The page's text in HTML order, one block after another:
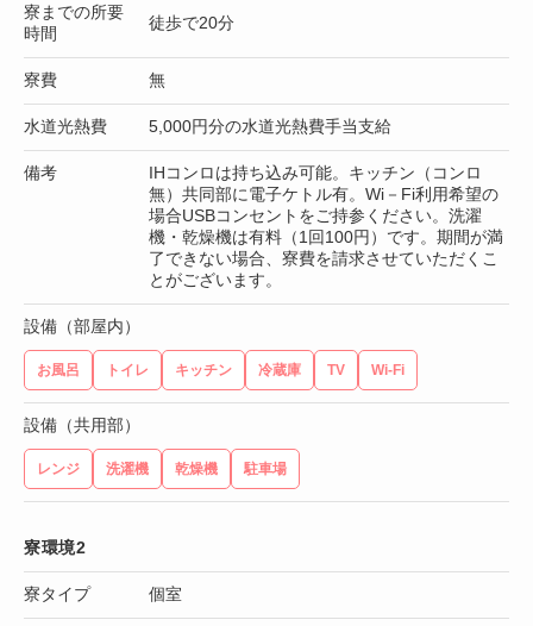
寮までの所要
時間
徒歩で20分
寮費 無
水道光熱費 5,000円分の水道光熱費手当支給
備考
IHコンロは持ち込み可能。キッチン（コンロ
無）共同部に電子ケトル有。Wi－Fi利用希望の
場合USBコンセントをご持参ください。洗濯
機・乾燥機は有料（1回100円）です。期間が満
了できない場合、寮費を請求させていただくこ
とがございます。
設備（部屋内）
お風呂 トイレ キッチン 冷蔵庫 TV Wi-Fi
設備（共用部）
レンジ 洗濯機 乾燥機 駐車場
寮環境2
寮タイプ 個室